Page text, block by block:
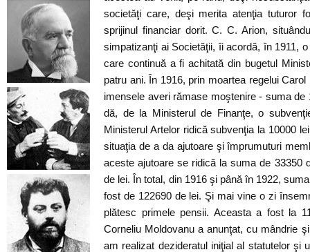
societăţi care, deşi merita atenţia tuturor
sprijinul financiar dorit. C. C. Arion,
simpatizanţi ai Societăţii, îi acordă, în 1911,
care continuă a fi achitată din bugetul
patru ani. În 1916, prin moartea regelui
imensele averi rămase moştenire - suma de
dă, de la Ministerul de Finanţe, o
Ministerul Artelor ridică subvenţia la 10000
situaţia de a da ajutoare şi împrumuturi
aceste ajutoare se ridică la suma de 33350
de lei. În total, din 1916 şi până în 1922,
fost de 122690 de lei. Şi mai vine o zi
plătesc primele pensii. Aceasta a fost la
Corneliu Moldovanu a anunţat, cu mândrie
am realizat dezideratul iniţial al statutelor şi